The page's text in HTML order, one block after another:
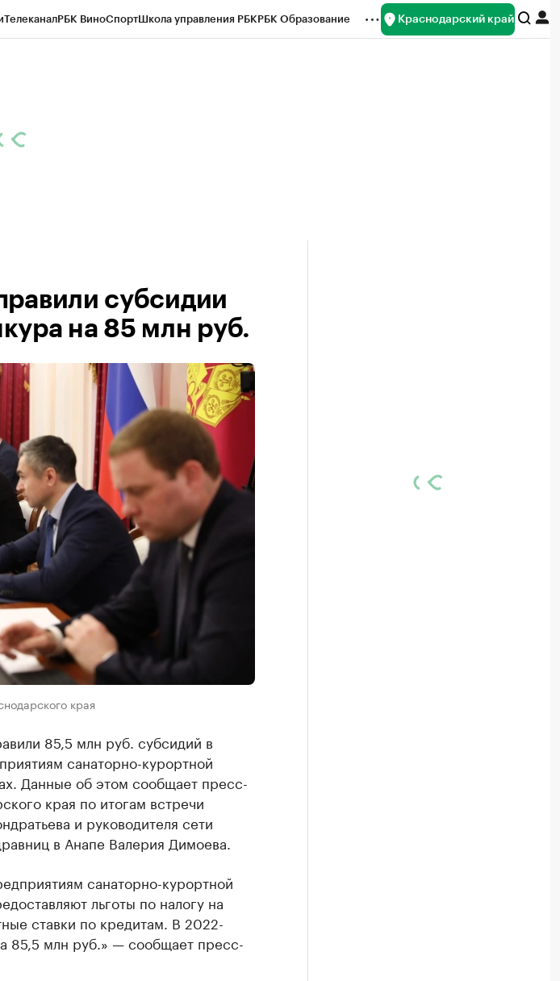
ТелеканалРБК ВиноСпортШкола управления РБКРБК Образование Краснодарский край
субсидии
на 85 млн руб.
края
85,5 млн руб. субсидий в
санаторно-курортной
Данные об этом сообщает пресс-
края по итогам встречи
и руководителя сети
в Анапе Валерия Димоева.
санаторно-курортной
льготы по налогу на
ставки по кредитам. В 2022-
85,5 млн руб.» — сообщает пресс-